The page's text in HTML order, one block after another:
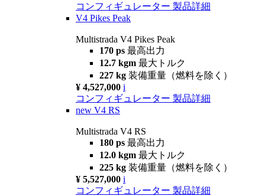
コンフィギュレーター 製品詳細
V4 Pikes Peak
Multistrada V4 Pikes Peak
170 ps 最高出力
12.7 kgm 最大トルク
227 kg 装備重量（燃料を除く）
¥ 4,527,000 i
コンフィギュレーター 製品詳細
new V4 RS
Multistrada V4 RS
180 ps 最高出力
12.0 kgm 最大トルク
225 kg 装備重量（燃料を除く）
¥ 5,527,000 i
コンフィギュレーター 製品詳細